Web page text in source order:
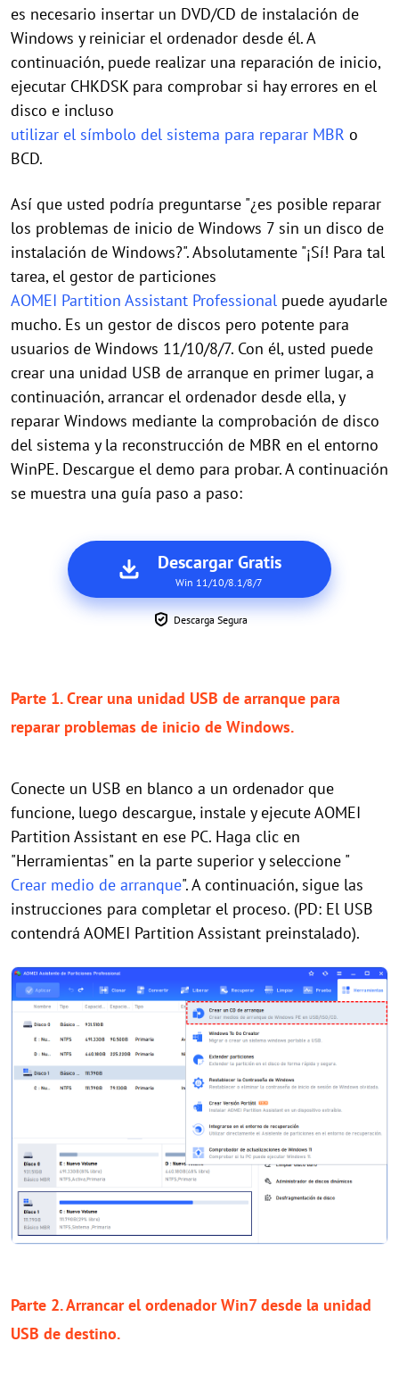
es necesario insertar un DVD/CD de instalación de
Windows y reiniciar el ordenador desde él. A
continuación, puede realizar una reparación de inicio,
ejecutar CHKDSK para comprobar si hay errores en el
disco e incluso
utilizar el símbolo del sistema para reparar MBR o
BCD.
Así que usted podría preguntarse "¿es posible reparar
los problemas de inicio de Windows 7 sin un disco de
instalación de Windows?". Absolutamente "¡Sí! Para tal
tarea, el gestor de particiones
AOMEI Partition Assistant Professional puede ayudarle
mucho. Es un gestor de discos pero potente para
usuarios de Windows 11/10/8/7. Con él, usted puede
crear una unidad USB de arranque en primer lugar, a
continuación, arrancar el ordenador desde ella, y
reparar Windows mediante la comprobación de disco
del sistema y la reconstrucción de MBR en el entorno
WinPE. Descargue el demo para probar. A continuación
se muestra una guía paso a paso:
Descargar Gratis
Win 11/10/8.1/8/7
Descarga Segura
Parte 1. Crear una unidad USB de arranque para
reparar problemas de inicio de Windows.
Conecte un USB en blanco a un ordenador que
funcione, luego descargue, instale y ejecute AOMEI
Partition Assistant en ese PC. Haga clic en
"Herramientas" en la parte superior y seleccione "
Crear medio de arranque". A continuación, sigue las
instrucciones para completar el proceso. (PD: El USB
contendrá AOMEI Partition Assistant preinstalado).
Parte 2. Arrancar el ordenador Win7 desde la unidad
USB de destino.